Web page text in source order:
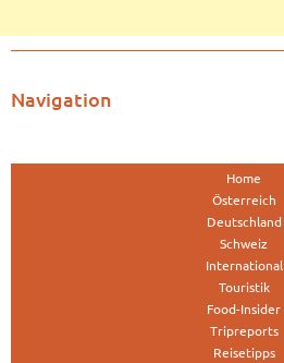
Navigation
Home
Österreich
Deutschland
Schweiz
International
Touristik
Food-Insider
Tripreports
Reisetipps